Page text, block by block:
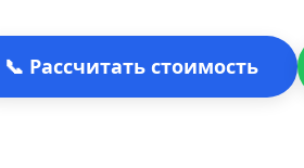
📞 Рассчитать стоимость